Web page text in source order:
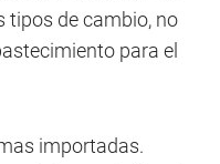
tipos de cambio, no
para el
importadas.